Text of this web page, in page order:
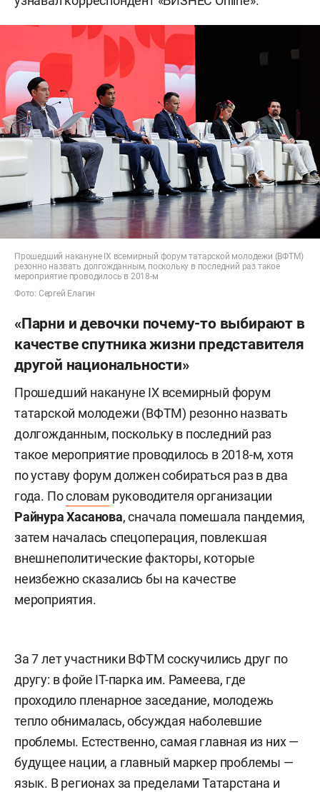
Прошедший накануне IX всемирный форум татарской молодежи (ВФТМ)
резонно назвать долгожданным, поскольку в последний раз такое
мероприятие проводилось в 2018-м
Фото: Сергей Елагин
«Парни и девочки почему-то выбирают в
качестве спутника жизни представителя
другой национальности»
Прошедший накануне IX всемирный форум
татарской молодежи (ВФТМ) резонно назвать
долгожданным, поскольку в последний раз
такое мероприятие проводилось в 2018-м, хотя
по уставу форум должен собираться раз в два
года. Пословам руководителя организации
Райнура Хасанова, сначала помешала пандемия,
затем началась спецоперация, повлекшая
внешнеполитические факторы, которые
неизбежно сказались бы на качестве
мероприятия.
За 7 лет участники ВФТМ соскучились друг по
другу: в фойе IT-парка им. Рамеева, где
проходило пленарное заседание, молодежь
тепло обнималась, обсуждая наболевшие
проблемы. Естественно, самая главная из них —
будущее нации, а главный маркер проблемы —
язык. В регионах за пределами Татарстана и